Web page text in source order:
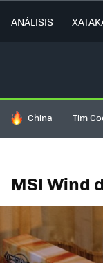
ANÁLISIS
HOY SE HABLA DE
China Tim
MSI Wind